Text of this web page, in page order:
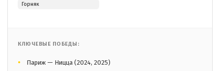
Горняк
КЛЮЧЕВЫЕ ПОБЕДЫ:
Париж — Ницца (2024, 2025)